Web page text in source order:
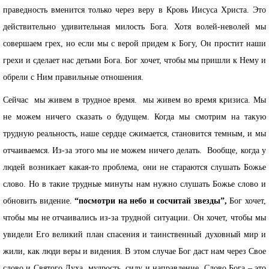
праведность вменится только через веру в Кровь Иисуса Христа. Это
действительно удивительная милость Бога. Хотя волей-неволей мы
совершаем грех, но если мы с верой придем к Богу, Он простит наши
грехи и сделает нас детьми Бога. Бог хочет, чтобы мы пришли к Нему и
обрели с Ним правильные отношения.
Сейчас мы живем в трудное время. мы живем во время кризиса. Мы
не можем ничего сказать о будущем. Когда мы смотрим на такую
трудную реальность, наше сердце сжимается, становится темным, и мы
отчаиваемся. Из-за этого мы не можем ничего делать. Вообще, когда у
людей возникает какая-то проблема, они не стараются слушать Божье
слово. Но в такие трудные минуты нам нужно слушать Божье слово и
обновить видение.“посмотри на небо и сосчитай звезды”,Бог хочет,
чтобы мы не отчаивались из-за трудной ситуации. Он хочет, чтобы мы
увидели Его великий план спасения и таинственный духовный мир и
жили, как люди веры и видения. В этом случае Бог даст нам через Свое